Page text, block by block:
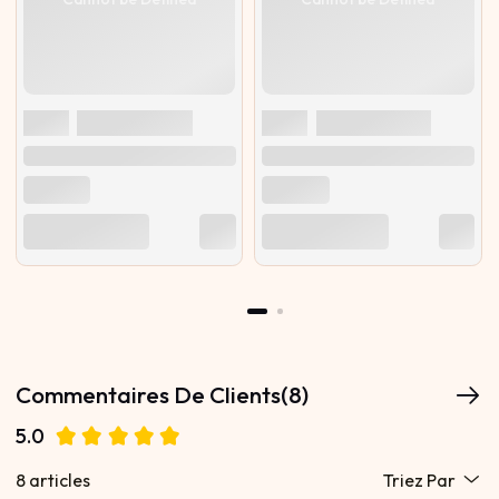
Commentaires De Clients(8)
5.0
8 articles Triez Par